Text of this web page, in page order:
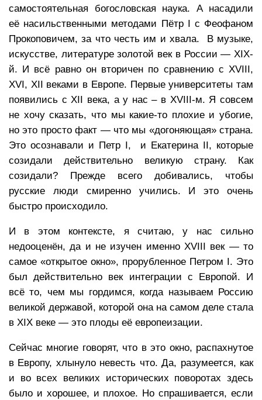
самостоятельная богословская наука. А насадили
её насильственными методами Пётр I с Феофаном
Прокоповичем, за что честь им и хвала. В музыке,
искусстве, литературе золотой век в России — XIX-
й. И всё равно он вторичен по сравнению с XVIII,
XVI, XII веками в Европе. Первые университеты там
появились с XII века, а у нас – в XVIII-м. Я совсем
не хочу сказать, что мы какие-то плохие и убогие,
но это просто факт — что мы «догоняющая» страна.
Это осознавали и Петр I, и Екатерина II, которые
созидали действительно великую страну. Как
созидали? Прежде всего добивались, чтобы
русские люди смиренно учились. И это очень
быстро происходило.
И в этом контексте, я считаю, у нас сильно
недооценён, да и не изучен именно XVIII век — то
самое «открытое окно», прорубленное Петром I. Это
был действительно век интеграции с Европой. И
всё то, чем мы гордимся, когда называем Россию
великой державой, которой она на самом деле стала
в XIX веке — это плоды её европеизации.
Сейчас многие говорят, что в это окно, распахнутое
в Европу, хлынуло невесть что. Да, разумеется, как
и во всех великих исторических поворотах здесь
было и хорошее, и плохое. Но спрашивается, если